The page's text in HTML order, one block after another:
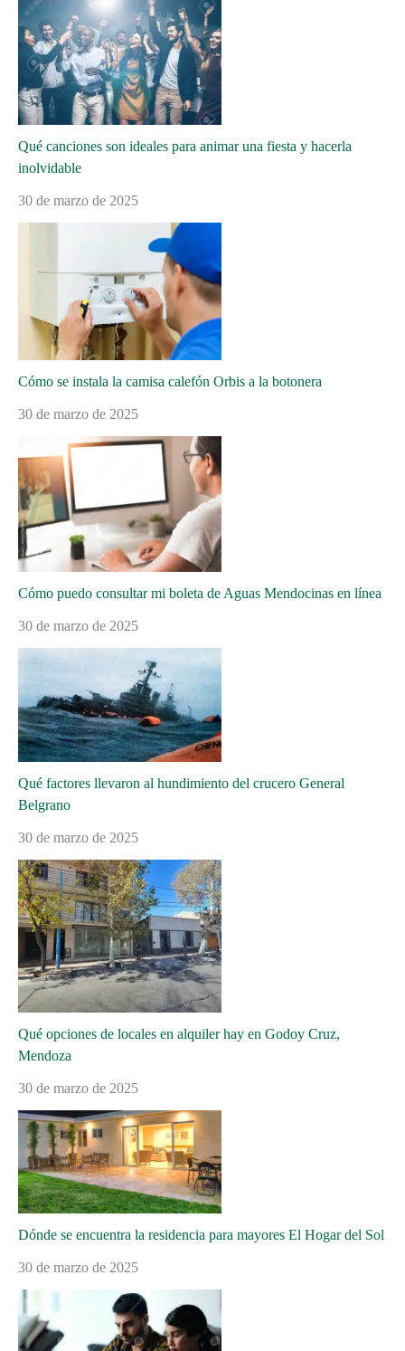
Qué canciones son ideales para animar una fiesta y hacerla
inolvidable
30 de marzo de 2025
Cómo se instala la camisa calefón Orbis a la botonera
30 de marzo de 2025
Cómo puedo consultar mi boleta de Aguas Mendocinas en línea
30 de marzo de 2025
Qué factores llevaron al hundimiento del crucero General
Belgrano
30 de marzo de 2025
Qué opciones de locales en alquiler hay en Godoy Cruz,
Mendoza
30 de marzo de 2025
Dónde se encuentra la residencia para mayores El Hogar del Sol
30 de marzo de 2025